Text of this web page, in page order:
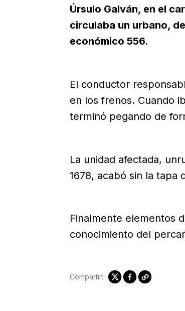
Úrsulo Galván, en el
circulaba un urbano,
económico 556.
El conductor
en los frenos. Cuando
terminó pegando de
La unidad afectada,
1678, acabó sin la tapa
Finalmente elementos
conocimiento del
Compartir: